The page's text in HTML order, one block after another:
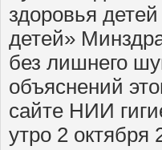
здоровья
детей»
без лишнего
объяснений
сайте НИИ
утро 2 октября